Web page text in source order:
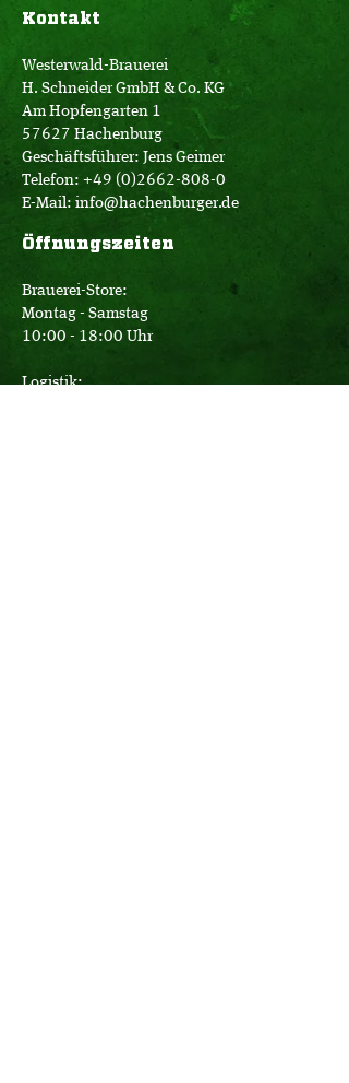
Kontakt
Westerwald-Brauerei
H. Schneider GmbH & Co. KG
Am Hopfengarten 1
57627 Hachenburg
Geschäftsführer: Jens Geimer
Telefon: +49 (0)2662-808-0
E-Mail: info@hachenburger.de
Öffnungszeiten
Brauerei-Store:
Montag - Samstag
10:00 - 18:00 Uhr
Logistik: